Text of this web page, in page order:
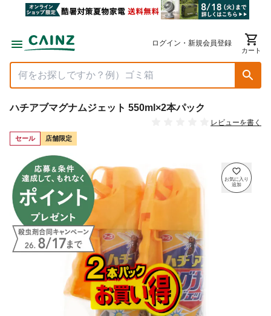
ログイン・新規会員登録
カート
ハチアブマグナムジェット 550ml×2本パック
レビューを書く
セール 店舗限定